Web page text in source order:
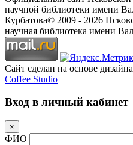
научной библиотеки имени
Курбатова© 2009 - 2026
научная библиотека имени
Сайт сделан на основе
Coffee Studio
Вход в личный кабинет
×
ФИО